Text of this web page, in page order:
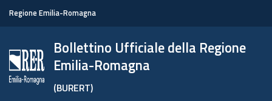
Regione Emilia-Romagna
Bollettino Ufficiale della Regione
Emilia-Romagna
(BURERT)